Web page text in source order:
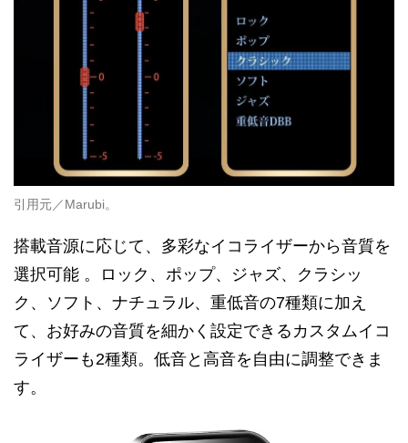
引用元／Marubi。
搭載音源に応じて、多彩なイコライザーから音質を
選択可能 。ロック、ポップ、ジャズ、クラシッ
ク、ソフト、ナチュラル、重低音の7種類に加え
て、お好みの音質を細かく設定できるカスタムイコ
ライザーも2種類。低音と高音を自由に調整できま
す。